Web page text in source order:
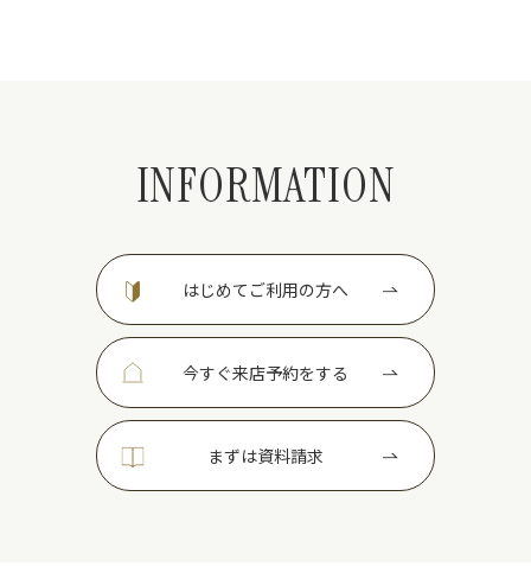
INFORMATION
はじめてご利用の方へ
今すぐ来店予約をする
まずは資料請求